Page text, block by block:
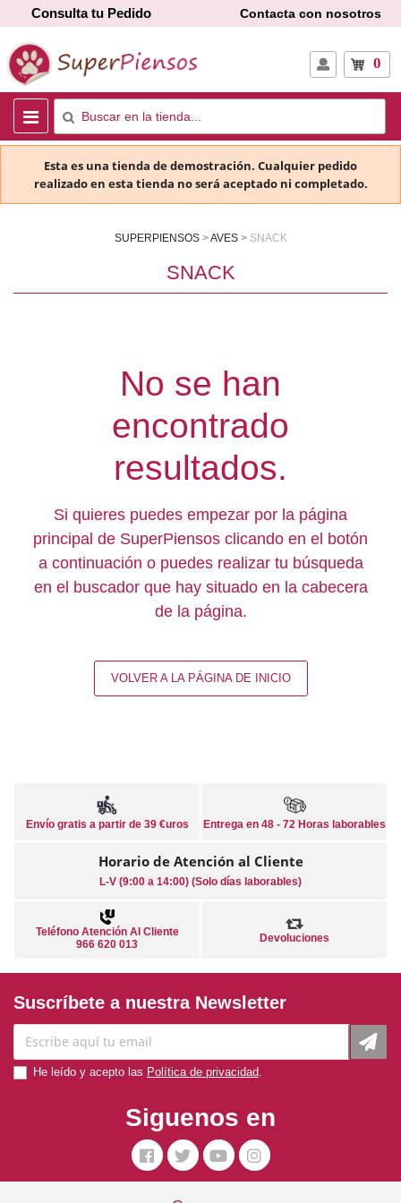
Consulta tu Pedido Contacta con nosotros
0
Esta es una tienda de demostración. Cualquier pedido
realizado en esta tienda no será aceptado ni completado.
SUPERPIENSOS AVES SNACK
SNACK
No se han
encontrado
resultados.
Si quieres puedes empezar por la página
principal de SuperPiensos clicando en el botón
a continuación o puedes realizar tu búsqueda
en el buscador que hay situado en la cabecera
de la página.
VOLVER A LA PÁGINA DE INICIO
Envío gratis a partir de 39 €uros Entrega en 48 - 72 Horas laborables
Horario de Atención al Cliente
L-V (9:00 a 14:00) (Solo días laborables)
Teléfono Atención Al Cliente
966 620 013
Devoluciones
Suscríbete a nuestra Newsletter
He leído y acepto las Política de privacidad
Siguenos en